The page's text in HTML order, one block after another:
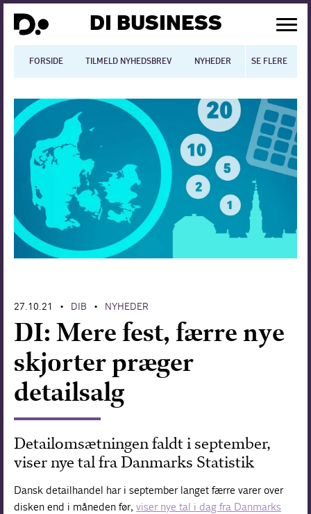
DI BUSINESS
FORSIDE TILMELD NYHEDSBREV NYHEDER BLOGS
SE FLERE
Dansk økonomi
Digitalisering
International økonomi
Arbejdsmiljø
Arbejdsmarkedet
Europapolitik
Forskning
27.10.21 • DIB • NYHEDER
DI: Mere fest, færre nye
skjorter præger
detailsalg
Detailomsætningen faldt i september,
viser nye tal fra Danmarks Statistik
Dansk detailhandel har i september langet færre varer over
disken end i måneden før,viser nye tal i dag fra Danmarks